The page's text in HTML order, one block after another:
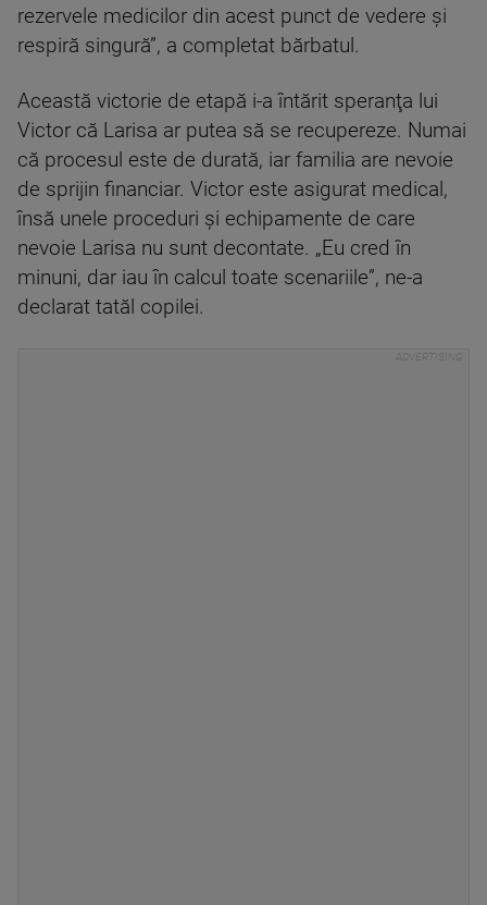
rezervele medicilor din acest punct de vedere şi
respiră singură”, a completat bărbatul.
Această victorie de etapă i-a întărit speranţa lui
Victor că Larisa ar putea să se recupereze. Numai
că procesul este de durată, iar familia are nevoie
de sprijin financiar. Victor este asigurat medical,
însă unele proceduri şi echipamente de care
nevoie Larisa nu sunt decontate. „Eu cred în
minuni, dar iau în calcul toate scenariile”, ne-a
declarat tatăl copilei.